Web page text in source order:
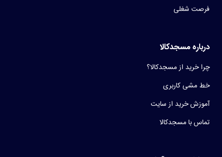
فرصت شغلی
درباره مسجدکالا
چرا خرید از مسجدکالا؟
خط مشی کاربری
آموزش خرید از سایت
تماس با مسجدکالا